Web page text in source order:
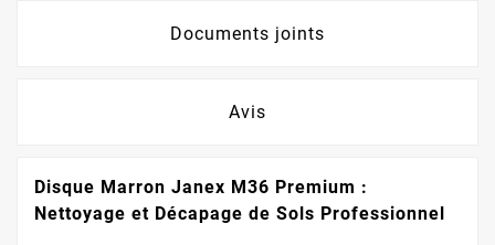
Documents joints
Avis
Disque Marron Janex M36 Premium :
Nettoyage et Décapage de Sols Professionnel